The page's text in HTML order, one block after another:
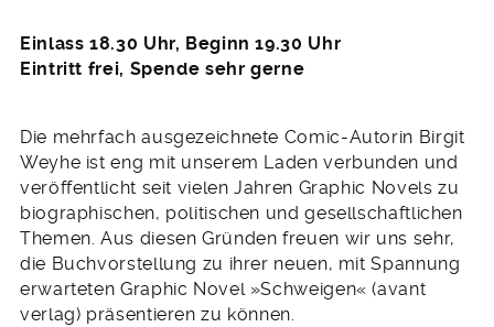
Einlass 18.30 Uhr, Beginn 19.30 Uhr
Eintritt frei, Spende sehr gerne
Die mehrfach ausgezeichnete Comic-Autorin Birgit
Weyhe ist eng mit unserem Laden verbunden und
veröffentlicht seit vielen Jahren Graphic Novels zu
biographischen, politischen und gesellschaftlichen
Themen. Aus diesen Gründen freuen wir uns sehr,
die Buchvorstellung zu ihrer neuen, mit Spannung
erwarteten Graphic Novel »Schweigen« (avant
verlag) präsentieren zu können.